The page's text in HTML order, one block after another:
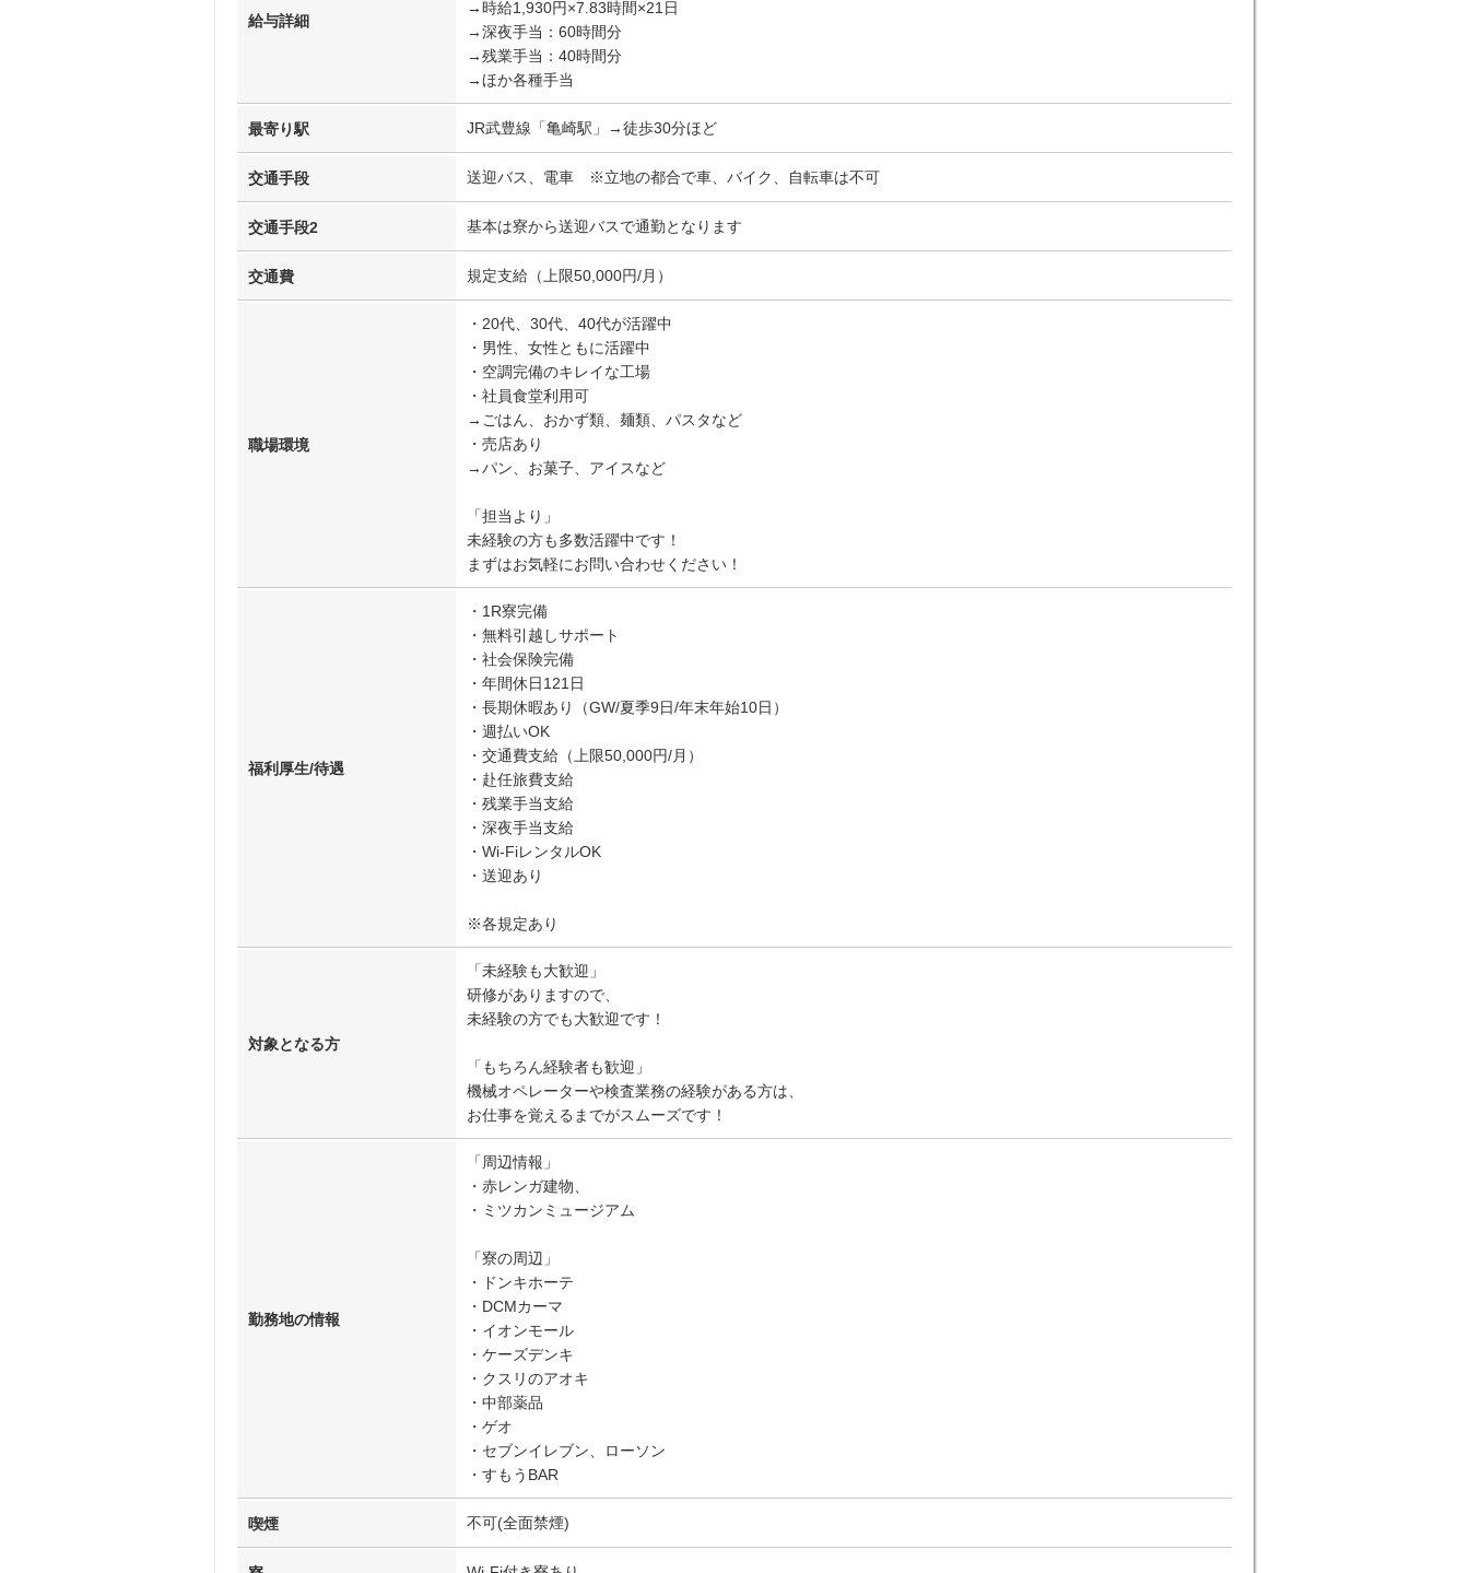
給与詳細
→時給1,930円×7.83時間×21日
→深夜手当：60時間分
→残業手当：40時間分
→ほか各種手当
最寄り駅 JR武豊線「亀崎駅」→徒歩30分ほど
交通手段 送迎バス、電車 ※立地の都合で車、バイク、自転車は不可
交通手段2 基本は寮から送迎バスで通勤となります
交通費 規定支給（上限50,000円/月）
職場環境
・20代、30代、40代が活躍中
・男性、女性ともに活躍中
・空調完備のキレイな工場
・社員食堂利用可
→ごはん、おかず類、麺類、パスタなど
・売店あり
→パン、お菓子、アイスなど
「担当より」
未経験の方も多数活躍中です！
まずはお気軽にお問い合わせください！
福利厚生/待遇
・1R寮完備
・無料引越しサポート
・社会保険完備
・年間休日121日
・長期休暇あり（GW/夏季9日/年末年始10日）
・週払いOK
・交通費支給（上限50,000円/月）
・赴任旅費支給
・残業手当支給
・深夜手当支給
・Wi-FiレンタルOK
・送迎あり
※各規定あり
対象となる方
「未経験も大歓迎」
研修がありますので、
未経験の方でも大歓迎です！
「もちろん経験者も歓迎」
機械オペレーターや検査業務の経験がある方は、
お仕事を覚えるまでがスムーズです！
勤務地の情報
「周辺情報」
・赤レンガ建物、
・ミツカンミュージアム
「寮の周辺」
・ドンキホーテ
・DCMカーマ
・イオンモール
・ケーズデンキ
・クスリのアオキ
・中部薬品
・ゲオ
・セブンイレブン、ローソン
・すもうBAR
喫煙 不可(全面禁煙)